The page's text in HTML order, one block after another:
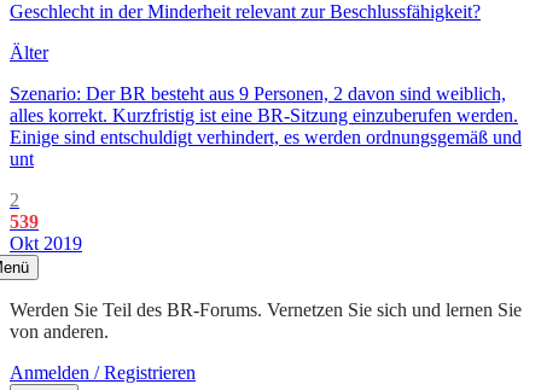
Geschlecht in der Minderheit relevant zur Beschlussfähigkeit?
Älter
Szenario: Der BR besteht aus 9 Personen, 2 davon sind weiblich,
alles korrekt. Kurzfristig ist eine BR-Sitzung einzuberufen werden.
Einige sind entschuldigt verhindert, es werden ordnungsgemäß und
unt
2
539
Okt 2019
Werden Sie Teil des BR-Forums. Vernetzen Sie sich und lernen Sie
von anderen.
Anmelden / Registrieren